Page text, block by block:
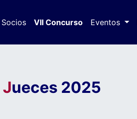
Socios VII Concurso (actual)
Eventos
Jueces 2025